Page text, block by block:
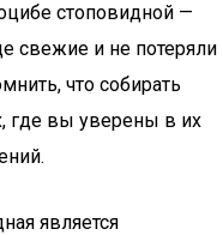
стоповидной —
свежие и не потеряли
что собирать
где вы уверены в их
является